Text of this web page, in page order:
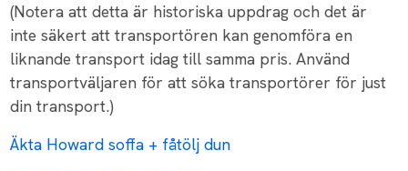
(Notera att detta är historiska uppdrag och det är
inte säkert att transportören kan genomföra en
liknande transport idag till samma pris. Använd
transportväljaren för att söka transportörer för just
din transport.)
Äkta Howard soffa + fåtölj dun